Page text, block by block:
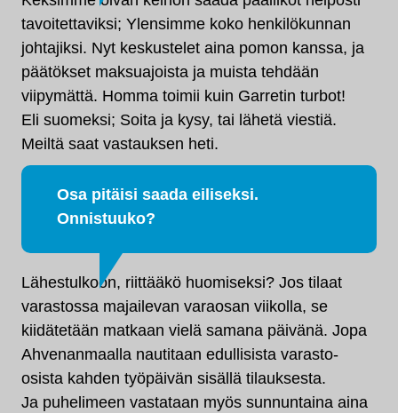
tavoitettaviksi; Ylensimme koko henkilökunnan
johtajiksi. Nyt keskustelet aina pomon kanssa, ja
päätökset maksuajoista ja muista tehdään
viipymättä. Homma toimii kuin Garretin turbot!
Eli suomeksi; Soita ja kysy, tai lähetä viestiä.
Meiltä saat vastauksen heti.
Osa pitäisi saada eiliseksi.
Onnistuuko?
Lähestulkoon, riittääkö huomiseksi? Jos tilaat
varastossa majailevan varaosan viikolla, se
kiidätetään matkaan vielä samana päivänä. Jopa
Ahvenanmaalla nautitaan edullisista varasto-
osista kahden työpäivän sisällä tilauksesta.
Ja puhelimeen vastataan myös sunnuntaina aina